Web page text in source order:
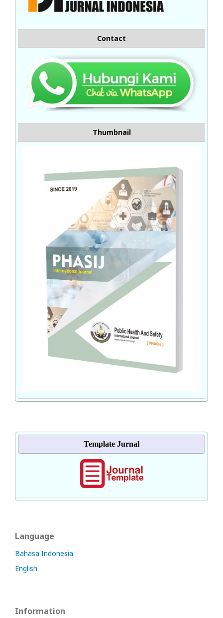
Contact
Thumbnail
Template Jurnal
Language
Bahasa Indonesia
English
Information